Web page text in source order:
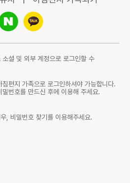
소셜 및 외부 계정으로 로그인할 수
편지 가족으로 로그인하셔야 가능합니다.
번호를 만드신 후에 이용해 주세요.
, 비밀번호 찾기를 이용해주세요.